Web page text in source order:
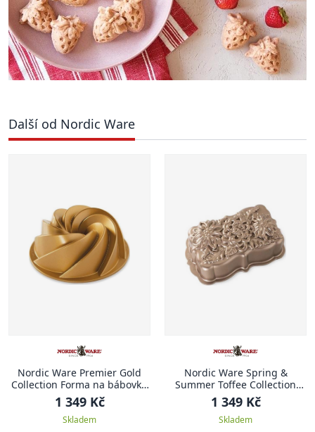
Další od Nordic Ware
Nordic Ware Premier Gold
Collection Forma na bábovku
Heritage, zlatá, 1.4 l
1 349 Kč
Skladem
Nordic Ware Spring &
Summer Toffee Collection
Forma LUČNÍ KVĚTY
1 349 Kč
Skladem